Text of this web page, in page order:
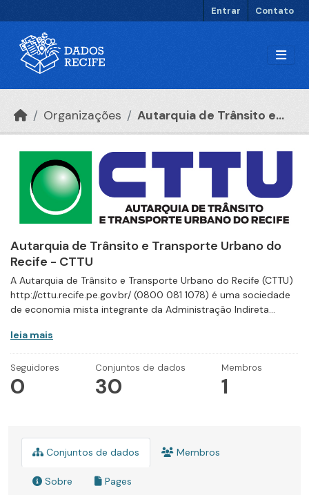
Entrar Contato
Organizações Autarquia de Trânsito e...
Autarquia de Trânsito e Transporte Urbano do
Recife - CTTU
A Autarquia de Trânsito e Transporte Urbano do Recife (CTTU)
http://cttu.recife.pe.gov.br/ (0800 081 1078) é uma sociedade
de economia mista integrante da Administração Indireta...
leia mais
Seguidores
0
Conjuntos de dados
30
Membros
1
Conjuntos de dados Membros
Sobre Pages